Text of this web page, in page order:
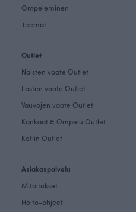
Ompeleminen
Teemat
Outlet
Naisten vaate Outlet
Lasten vaate Outlet
Vauvojen vaate Outlet
Kankaat & Ompelu Outlet
Kotiin Outlet
Asiakaspalvelu
Mitoitukset
Hoito-ohjeet